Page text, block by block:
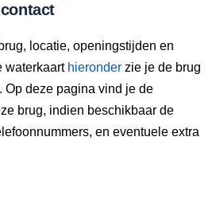
locatie, openingstijden en
waterkaart hieronder zie je de brug
Op deze pagina vind je de
brug, indien beschikbaar de
en eventuele extra